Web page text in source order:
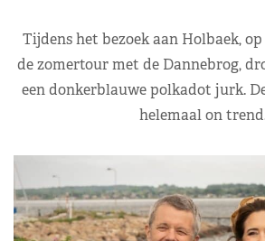
Tijdens het bezoek aan Holbaek,
de zomertour met de Dannebrog,
een donkerblauwe polkadot jurk.
helemaal on